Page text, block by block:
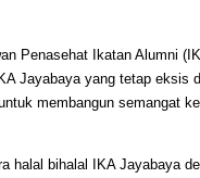
Penasehat Ikatan Alumni
Jayabaya yang tetap eksis
membangun semangat
halal bihalal IKA Jayabaya